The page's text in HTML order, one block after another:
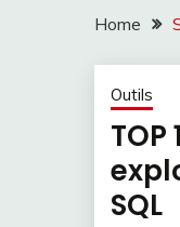
Home
Outils
SQL